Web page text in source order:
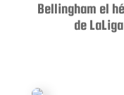
Bellingham el
de